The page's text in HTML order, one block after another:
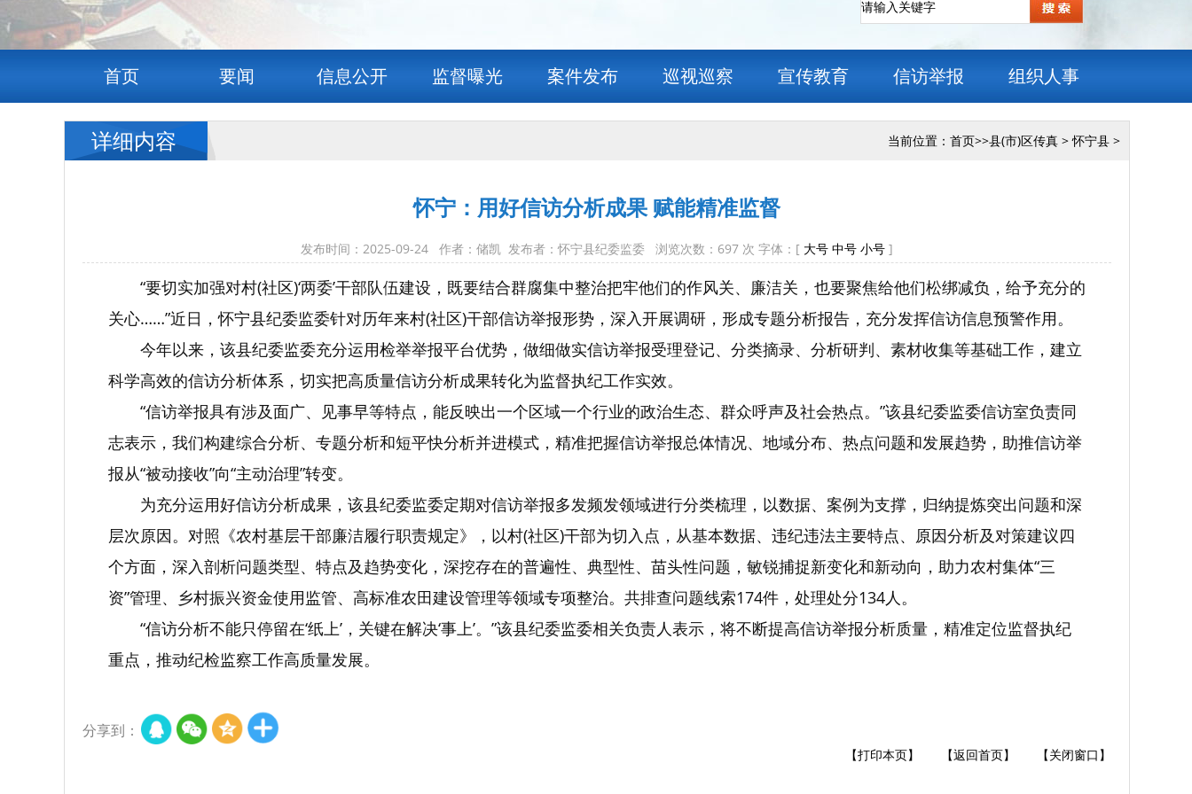
首页 要闻 信息公开 监督曝光 案件发布 巡视巡察 宣传教育 信访举报 组织人事
当前位置： 首页>>县(市)区传真 >怀宁县 >
详细内容
怀宁：用好信访分析成果 赋能精准监督
发布时间：2025-09-24 作者：储凯 发布者：怀宁县纪委监委 浏览次数： 697 次 字体：[ 大号 中号 小号 ]
“要切实加强对村(社区)‘两委’干部队伍建设，既要结合群腐集中整治把牢他们的作风关、廉洁关，也要聚焦给他们松绑减负，给予充分的
关心……”近日，怀宁县纪委监委针对历年来村(社区)干部信访举报形势，深入开展调研，形成专题分析报告，充分发挥信访信息预警作用。
今年以来，该县纪委监委充分运用检举举报平台优势，做细做实信访举报受理登记、分类摘录、分析研判、素材收集等基础工作，建立
科学高效的信访分析体系，切实把高质量信访分析成果转化为监督执纪工作实效。
“信访举报具有涉及面广、见事早等特点，能反映出一个区域一个行业的政治生态、群众呼声及社会热点。”该县纪委监委信访室负责同
志表示，我们构建综合分析、专题分析和短平快分析并进模式，精准把握信访举报总体情况、地域分布、热点问题和发展趋势，助推信访举
报从“被动接收”向“主动治理”转变。
为充分运用好信访分析成果，该县纪委监委定期对信访举报多发频发领域进行分类梳理，以数据、案例为支撑，归纳提炼突出问题和深
层次原因。对照《农村基层干部廉洁履行职责规定》，以村(社区)干部为切入点，从基本数据、违纪违法主要特点、原因分析及对策建议四
个方面，深入剖析问题类型、特点及趋势变化，深挖存在的普遍性、典型性、苗头性问题，敏锐捕捉新变化和新动向，助力农村集体“三
资”管理、乡村振兴资金使用监管、高标准农田建设管理等领域专项整治。共排查问题线索174件，处理处分134人。
“信访分析不能只停留在‘纸上’，关键在解决‘事上’。”该县纪委监委相关负责人表示，将不断提高信访举报分析质量，精准定位监督执纪
重点，推动纪检监察工作高质量发展。
分享到：
【打印本页】 【返回首页】 【关闭窗口】